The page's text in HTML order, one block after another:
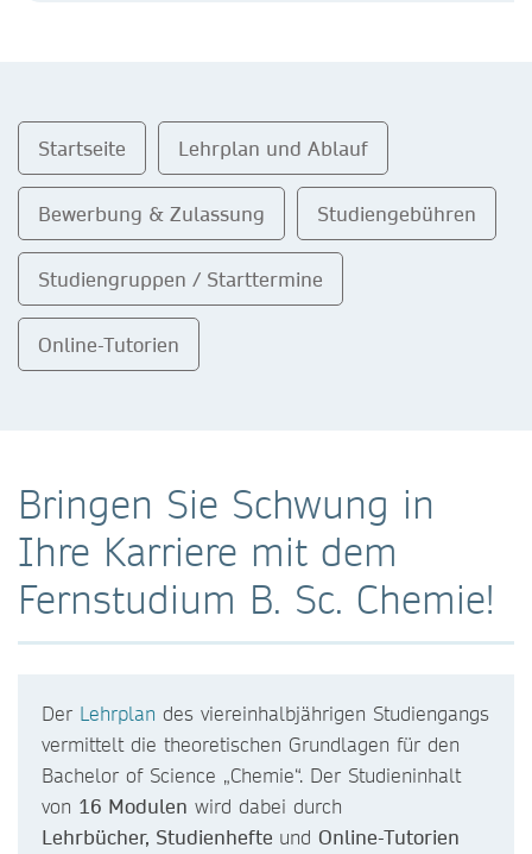
Startseite Lehrplan und Ablauf
Bewerbung & Zulassung Studiengebühren
Studiengruppen / Starttermine
Online-Tutorien
Bringen Sie Schwung in
Ihre Karriere mit dem
Fernstudium B. Sc. Chemie!
Der Lehrplan des viereinhalbjährigen Studiengangs
vermittelt die theoretischen Grundlagen für den
Bachelor of Science „Chemie“. Der Studieninhalt
von 16 Modulen wird dabei durch
Lehrbücher, Studienhefte und Online-Tutorien